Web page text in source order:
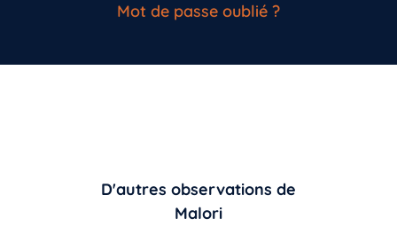
Mot de passe oublié ?
D'autres observations de
Malori